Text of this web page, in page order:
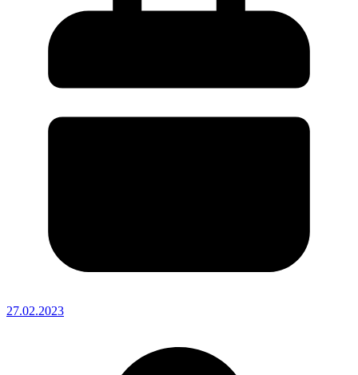
27.02.2023